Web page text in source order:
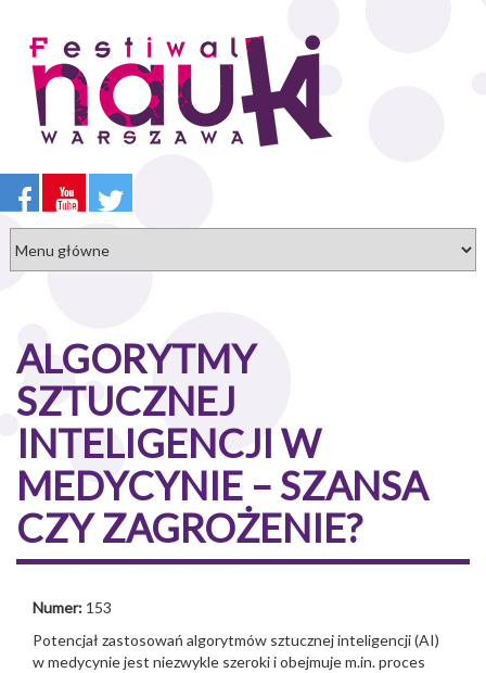
treści
ALGORYTMY
SZTUCZNEJ
INTELIGENCJI W
MEDYCYNIE – SZANSA
CZY ZAGROŻENIE?
Numer: 153
Potencjał zastosowań algorytmów sztucznej inteligencji (AI)
w medycynie jest niezwykle szeroki i obejmuje m.in. proces